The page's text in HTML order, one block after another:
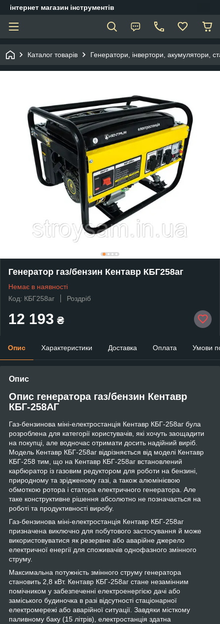
інтернет магазин інструментів
Каталог товарів Генератори, інвертори, акумулятори,
Генератор газ/бензин Кентавр КБГ258аг
Немає в наявності
Код: КБГ258аг
Роздріб
12 193 ₴
Опис Характеристики Доставка Оплата Умови
Опис
Опис генератора газ/бензин Кентавр
КБГ-258АГ
Газ-бензинова міні-електростанція Кентавр КБГ-258аг була
розроблена для категорії користувачів, які хочуть заощадити
на покупці, але водночас отримати досить надійний виріб.
Модель Кентавр КБГ-258аг відрізняється від моделі Кентавр
КБГ-258 тим, що на Кентавр КБГ-258аг встановлений
карбюратор із газовим редуктором для роботи на бензині,
природному та зрідженому газі, а також алюмінієвою
обмоткою ротора і статора електричного генератора. Але
таке конструктивне рішення абсолютно не позначається на
роботі та продуктивності виробу.
Газ-бензинова міні-електростанція Кентавр КБГ-258аг
призначена виключно для побутового застосування й може
використовуватися як резервне або аварійне джерело
електричної енергії для споживачів однофазного змінного
струму.
Максимальна потужність змінного струму генератора
становить 2,8 кВт. Кентавр КБГ-258аг стане незамінним
помічником у забезпеченні електроенергією дачі або
заміського будиночка в разі відсутності стаціонарної
електромережі або аварійної ситуації. Завдяки місткому
паливному баку (15 літрів), електростанція здатна